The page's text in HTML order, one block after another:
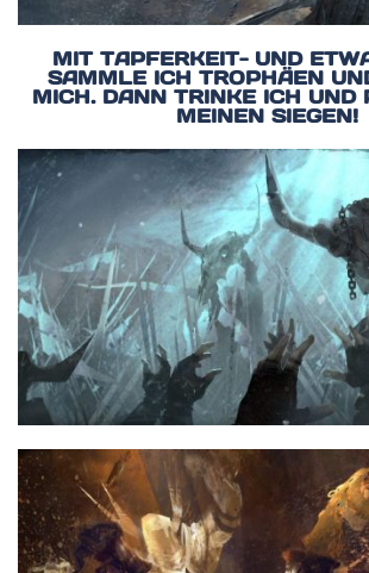
MIT TAPFERKEIT- UND
SAMMLE ICH TROPHÄEN
MICH. DANN TRINKE ICH UND
MEINEN SIEGEN!